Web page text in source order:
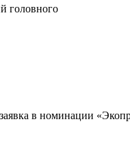
головного
в номинации